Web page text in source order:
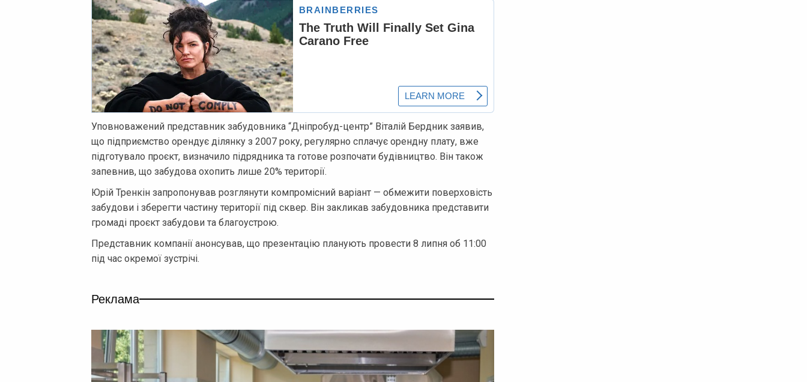
Уповноважений представник забудовника “Дніпробуд-центр” Віталій Бердник заявив,
що підприємство орендує ділянку з 2007 року, регулярно сплачує орендну плату, вже
підготувало проєкт, визначило підрядника та готове розпочати будівництво. Він також
запевнив, що забудова охопить лише 20% території.
Юрій Тренкін запропонував розглянути компромісний варіант — обмежити поверховість
забудови і зберегти частину території під сквер. Він закликав забудовника представити
громаді проєкт забудови та благоустрою.
Представник компанії анонсував, що презентацію планують провести 8 липня об 11:00
під час окремої зустрічі.
Реклама